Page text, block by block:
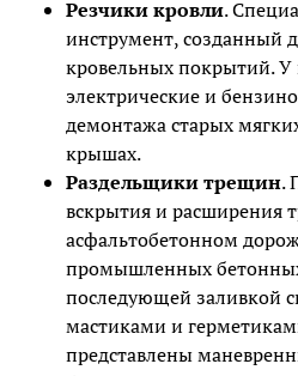
Резчики кровли.
инструмент, созданный
кровельных покрытий.
электрические и
демонтажа старых
крышах.
Раздельщики трещин.
вскрытия и расширения
асфальтобетонном
промышленных
последующей заливкой
мастиками и
представлены